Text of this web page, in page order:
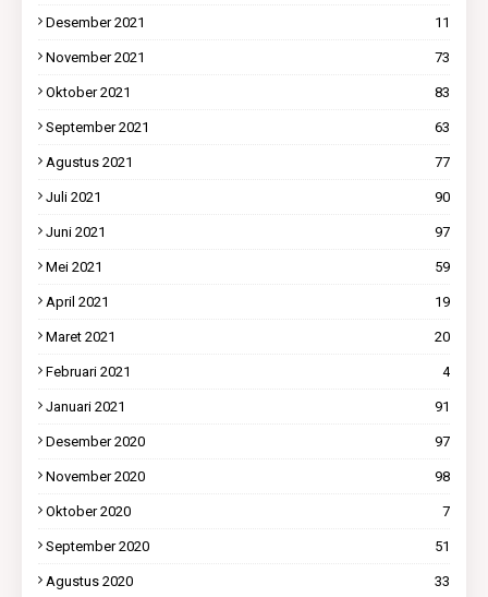
Desember 2021 11
November 2021 73
Oktober 2021 83
September 2021 63
Agustus 2021 77
Juli 2021 90
Juni 2021 97
Mei 2021 59
April 2021 19
Maret 2021 20
Februari 2021 4
Januari 2021 91
Desember 2020 97
November 2020 98
Oktober 2020 7
September 2020 51
Agustus 2020 33